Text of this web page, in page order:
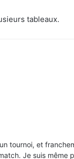
tableaux.
tournoi, et
Je suis même